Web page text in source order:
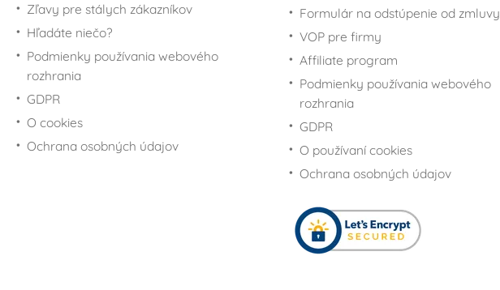
Zľavy pre stálych zákazníkov
Hľadáte niečo?
Podmienky používania webového
rozhrania
GDPR
O cookies
Ochrana osobných údajov
Formulár na odstúpenie od zmluvy
VOP pre firmy
Affiliate program
Podmienky používania webového
rozhrania
GDPR
O používaní cookies
Ochrana osobných údajov